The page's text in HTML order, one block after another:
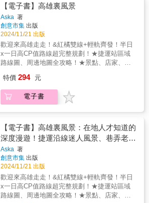
界線逐漸模糊，彷彿走入城市裡的巨型百貨公
司。尺度精巧的嘉義市，是許多文化旅遊者近
年來喜愛到訪的城市。市區內大部分景點皆徒
步可達，喜吃火雞肉飯者，更有多趟旅程也吃
不完的店家可選，而位於文化路夜市步行僅五
分鐘的民族里，除了有「嘉義人的廚房」之稱
的東市場，還有營業時間幾乎能湊齊24小時的
數家火雞肉飯店。曾由三個里合併而成的民族
里，是個扎扎實實做生意、討生活的地方。舊
下山的第一站，也是現在逢年過節採買的最後
一站；而里內的紅毛井、蘭井街和數間具有嘉
義特色的檜木木屋與生鮮物產，更是在時空上
縱向跨度三、四百年歷史、橫向串連山河與舊
城。從馬祖外島的橋仔村，到台南沿海聚落三
寮灣與蘆竹溝，《誌村鑑》第三輯首度走入商
與住界線更加模糊的都會區。在市場佔地近乎
2/3、國小佔地1/3的嘉義市民族里，由一口歷史
悠久的井與市街探起，行經木屋、走入市場，
認識夾縫於生活與生意之間的地方。做生意，
重新定錨地方歸屬感與關係人口這裡的生活從
天未光就開始，醬菜店疊桶、肉攤拔骨、魚販
【電子書】高雄裏風景
Aska 著
創意市集 出版
2024/11/21 出版
歡迎來高雄走走！&紅橘雙線+輕軌齊發！半日
x一日高CP值路線超完整規劃！★捷運站區域
路線圖、周邊地圖全攻略！★景點、店家、餐
車站，100+精彩遊點，最強行程一網打盡！&
恣意在衛武營彩繪巷弄遊走發現驚喜、置身內
惟藝術中心和純白山形建築拍張照！登高LOVE
港橋、愛河畔的浪漫白色貨櫃屋、來杯有歷史
的老江紅茶牛奶&hellip;發現最在地的美好時
光！&高雄捷運說走就走！不開車也能一路玩到
底的休日慢旅最有溫度的在地人文歷史導覽！&
迷人風景橋頭糖廠、哈瑪星鐵道文化園區、旗
后燈塔、高雄流行音樂中心、蓮池潭、大港
橋、打狗英國領事館、逍遙園、鳳儀書院、龍
貓隧道&hellip;最豐富的玩樂景點！&巷弄老店
不二緻果、中外餅舖、諭泉冰果店、香茗茶
特價 294 元
電子書
【電子書】高雄裏風景：在地人才知道的
深度漫遊！捷運沿線迷人風景、巷弄老
店、藝術文創、人氣美食，最有意思的散
步地圖全提案
Aska 著
創意市集 出版
2024/11/21 出版
歡迎來高雄走走！&紅橘雙線+輕軌齊發！半日
x一日高CP值路線超完整規劃！★捷運站區域
路線圖、周邊地圖全攻略！★景點、店家、餐